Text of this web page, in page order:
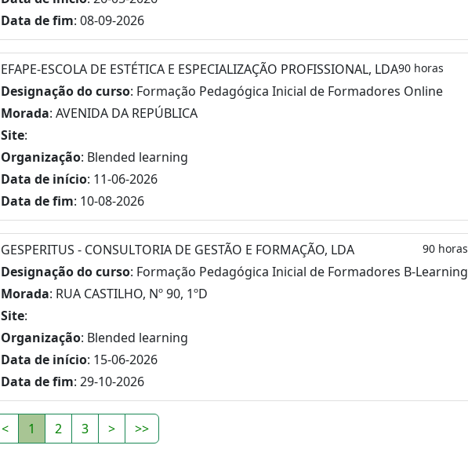
Data de fim: 08-09-2026
EFAPE-ESCOLA DE ESTÉTICA E ESPECIALIZAÇÃO PROFISSIONAL, LDA90 horas
Designação do curso: Formação Pedagógica Inicial de Formadores Online
Morada: AVENIDA DA REPÚBLICA
Site:
Organização: Blended learning
Data de início: 11-06-2026
Data de fim: 10-08-2026
GESPERITUS - CONSULTORIA DE GESTÃO E FORMAÇÃO, LDA 90 horas
Designação do curso: Formação Pedagógica Inicial de Formadores B-Learning
Morada: RUA CASTILHO, Nº 90, 1ºD
Site:
Organização: Blended learning
Data de início: 15-06-2026
Data de fim: 29-10-2026
< 1 2 3 > >>